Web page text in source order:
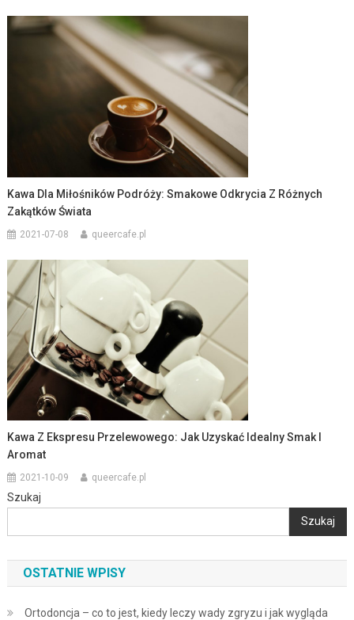
Kawa Dla Miłośników Podróży: Smakowe Odkrycia Z Różnych
Zakątków Świata
2021-07-08 queercafe.pl
Kawa Z Ekspresu Przelewowego: Jak Uzyskać Idealny Smak I
Aromat
2021-10-09 queercafe.pl
Szukaj
Szukaj
OSTATNIE WPISY
Ortodoncja – co to jest, kiedy leczy wady zgryzu i jak wygląda